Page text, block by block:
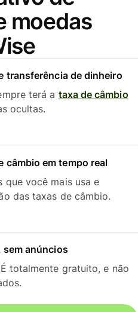
moedas
transferência de dinheiro
terá a taxa de câmbio
ocultas.
câmbio em tempo real
que você mais usa e
das taxas de câmbio.
anúncios
totalmente gratuito, e não